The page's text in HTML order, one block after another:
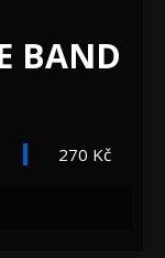
BAND
270 Kč